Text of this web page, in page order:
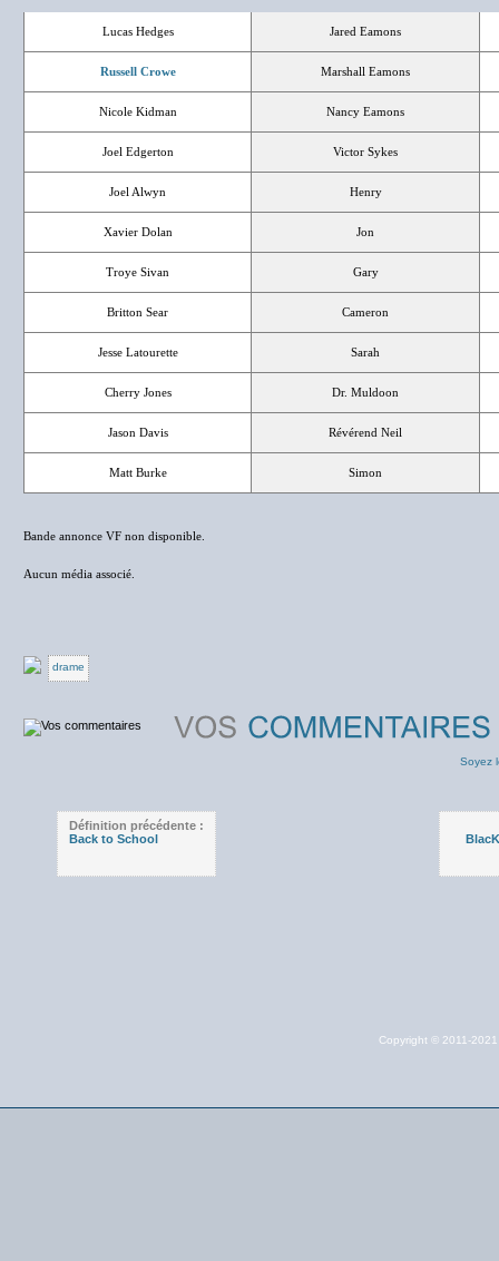
Lucas Hedges Jared Eamons
Russell Crowe Marshall Eamons
Nicole Kidman Nancy Eamons
Joel Edgerton Victor Sykes
Joel Alwyn Henry
Xavier Dolan Jon
Troye Sivan Gary
Britton Sear Cameron
Jesse Latourette Sarah
Cherry Jones Dr. Muldoon
Jason Davis Révérend Neil
Matt Burke Simon
Bande annonce VF non disponible.
Aucun média associé.
drame
Soyez
Définition précédente :
Back to School
Copyright © 2011-